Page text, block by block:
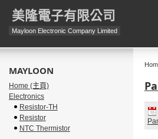
美隆電子有限公司
Mayloon Electronic Company Limited
MAYLOON
Home (主頁)
Electronics
Resistor-TH
Resistor
NTC Thermistor